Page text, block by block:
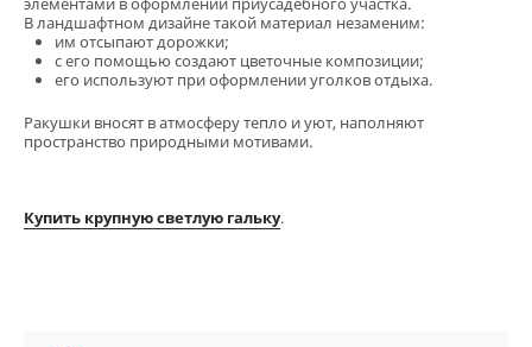
В ландшафтном дизайне такой материал незаменим:
им отсыпают дорожки;
с его помощью создают цветочные композиции;
его используют при оформлении уголков отдыха.
Ракушки вносят в атмосферу тепло и уют, наполняют
пространство природными мотивами.
Купить крупную светлую гальку.